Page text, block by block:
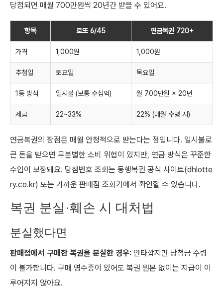
당첨되면 매월 700만원씩 20년간 받을 수 있어요.
항목 로또 6/45 연금복권 720+
가격 1,000원 1,000원
추첨일 토요일 목요일
1등 방식 일시불 (보통 수십억) 월 700만원 × 20년
세금 22~33% 22% (매월 수령 시)
연금복권의 장점은 매월 안정적으로 받는다는 점입니다. 일시불로
큰 돈을 받으면 무분별한 소비 위험이 있지만, 연금 방식은 꾸준한
수입이 보장돼요. 당첨번호 조회는 동행복권 공식 사이트(dhlotte
ry.co.kr) 또는 가까운 판매점 조회기에서 확인할 수 있습니다.
복권 분실·훼손 시 대처법
분실했다면
판매점에서 구매한 복권을 분실한 경우: 안타깝지만 당첨금 수령
이 불가합니다. 구매 영수증이 있어도 복권 원본 없이는 지급이 이
루어지지 않아요.